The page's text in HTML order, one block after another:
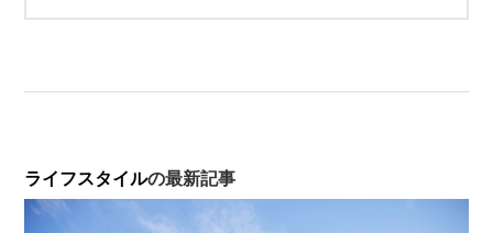
ライフスタイルの最新記事